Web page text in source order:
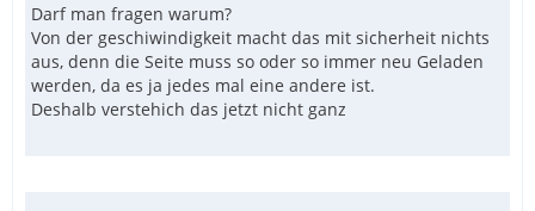
Darf man fragen warum?
Von der geschiwindigkeit macht das mit sicherheit nichts
aus, denn die Seite muss so oder so immer neu Geladen
werden, da es ja jedes mal eine andere ist.
Deshalb verstehich das jetzt nicht ganz